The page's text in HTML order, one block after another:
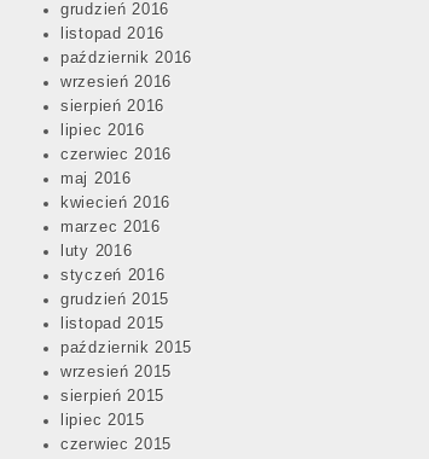
grudzień 2016
listopad 2016
październik 2016
wrzesień 2016
sierpień 2016
lipiec 2016
czerwiec 2016
maj 2016
kwiecień 2016
marzec 2016
luty 2016
styczeń 2016
grudzień 2015
listopad 2015
październik 2015
wrzesień 2015
sierpień 2015
lipiec 2015
czerwiec 2015